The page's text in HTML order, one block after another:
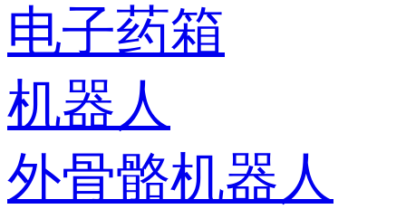
电子药箱
机器人
外骨骼机器人